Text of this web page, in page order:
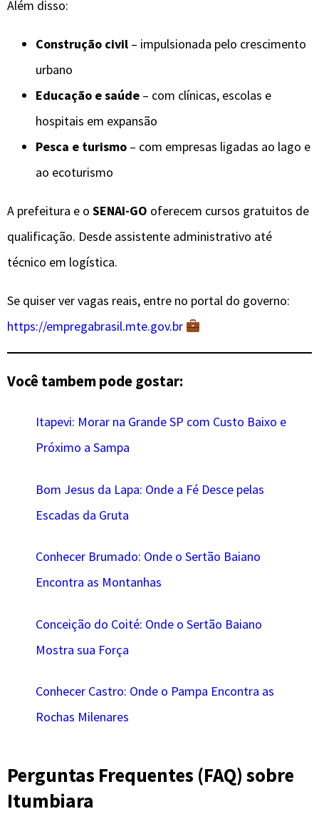
Além disso:
Construção civil – impulsionada pelo crescimento
urbano
Educação e saúde – com clínicas, escolas e
hospitais em expansão
Pesca e turismo – com empresas ligadas ao lago e
ao ecoturismo
A prefeitura e o SENAI-GO oferecem cursos gratuitos de
qualificação. Desde assistente administrativo até
técnico em logística.
Se quiser ver vagas reais, entre no portal do governo:
https://empregabrasil.mte.gov.br
Você tambem pode gostar:
Itapevi: Morar na Grande SP com Custo Baixo e
Próximo a Sampa
Bom Jesus da Lapa: Onde a Fé Desce pelas
Escadas da Gruta
Conhecer Brumado: Onde o Sertão Baiano
Encontra as Montanhas
Conceição do Coité: Onde o Sertão Baiano
Mostra sua Força
Conhecer Castro: Onde o Pampa Encontra as
Rochas Milenares
Perguntas Frequentes (FAQ) sobre
Itumbiara